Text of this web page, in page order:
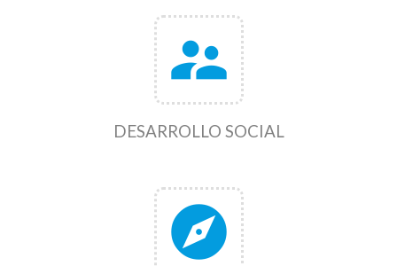
supervisor_account
DESARROLLO SOCIAL
explore